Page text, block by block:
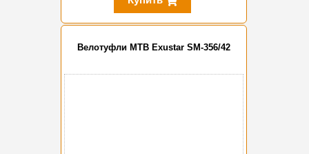
Велотуфли MTB Exustar SM-356/42